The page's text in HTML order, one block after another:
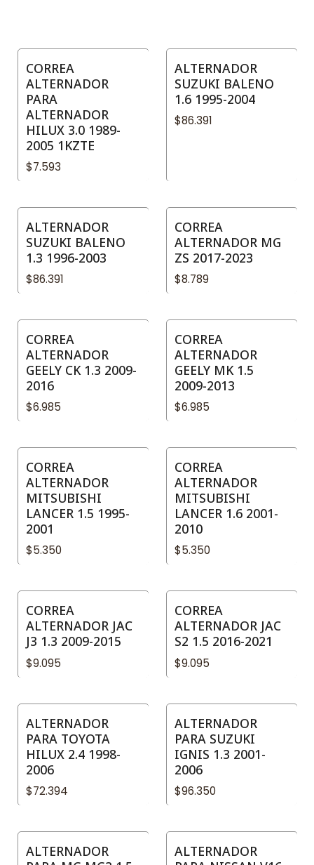
CORREA
ALTERNADOR
PARA
ALTERNADOR
HILUX 3.0 1989-
2005 1KZTE
$7.593
ALTERNADOR
SUZUKI BALENO
1.6 1995-2004
$86.391
ALTERNADOR
SUZUKI BALENO
1.3 1996-2003
$86.391
CORREA
ALTERNADOR MG
ZS 2017-2023
$8.789
CORREA
ALTERNADOR
GEELY CK 1.3 2009-
2016
$6.985
CORREA
ALTERNADOR
GEELY MK 1.5
2009-2013
$6.985
CORREA
ALTERNADOR
MITSUBISHI
LANCER 1.5 1995-
2001
$5.350
CORREA
ALTERNADOR
MITSUBISHI
LANCER 1.6 2001-
2010
$5.350
CORREA
ALTERNADOR JAC
J3 1.3 2009-2015
$9.095
CORREA
ALTERNADOR JAC
S2 1.5 2016-2021
$9.095
ALTERNADOR
PARA TOYOTA
HILUX 2.4 1998-
2006
$72.394
ALTERNADOR
PARA SUZUKI
IGNIS 1.3 2001-
2006
$96.350
ALTERNADOR
ALTERNADOR